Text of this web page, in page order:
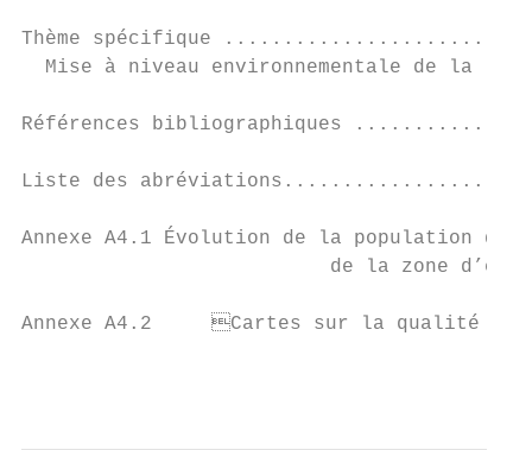
Thème spécifique
Mise à niveau environnementale de la lagune de Marchica
Références bibliographiques
Liste des
Annexe A4.1 Évolution de la population
Annexe A4.2	Cartes sur la qualité des eaux de surface dans la zone d’étude............ 34